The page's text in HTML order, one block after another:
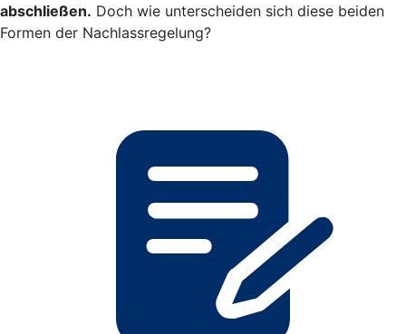
abschließen. Doch wie unterscheiden sich diese beiden
Formen der Nachlassregelung?